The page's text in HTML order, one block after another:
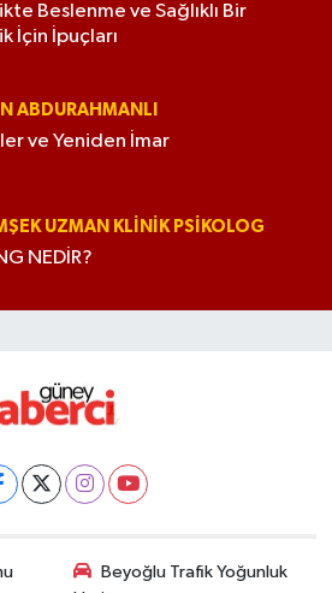
Beslenme ve Sağlıklı Bir
İçin İpuçları
ABDURAHMANLI
ve Yeniden İmar
UZMAN KLINIK PSIKOLOG
NEDİR?
Beyoğlu Trafik Yoğunluk